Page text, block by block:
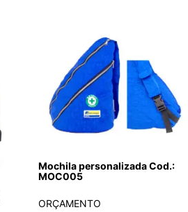
Mochila personalizada Cod.:
MOC005
ORÇAMENTO